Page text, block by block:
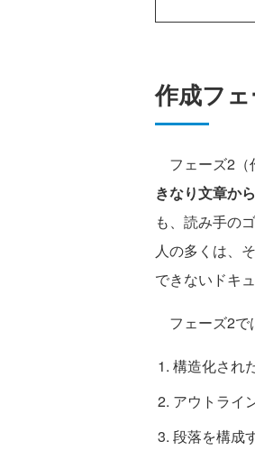
作成フ
フェーズ2（
きなり文章か
も、読み手の
人の多くは、
できないドキ
フェーズ2で
構造化され
アウトライ
段落を構成